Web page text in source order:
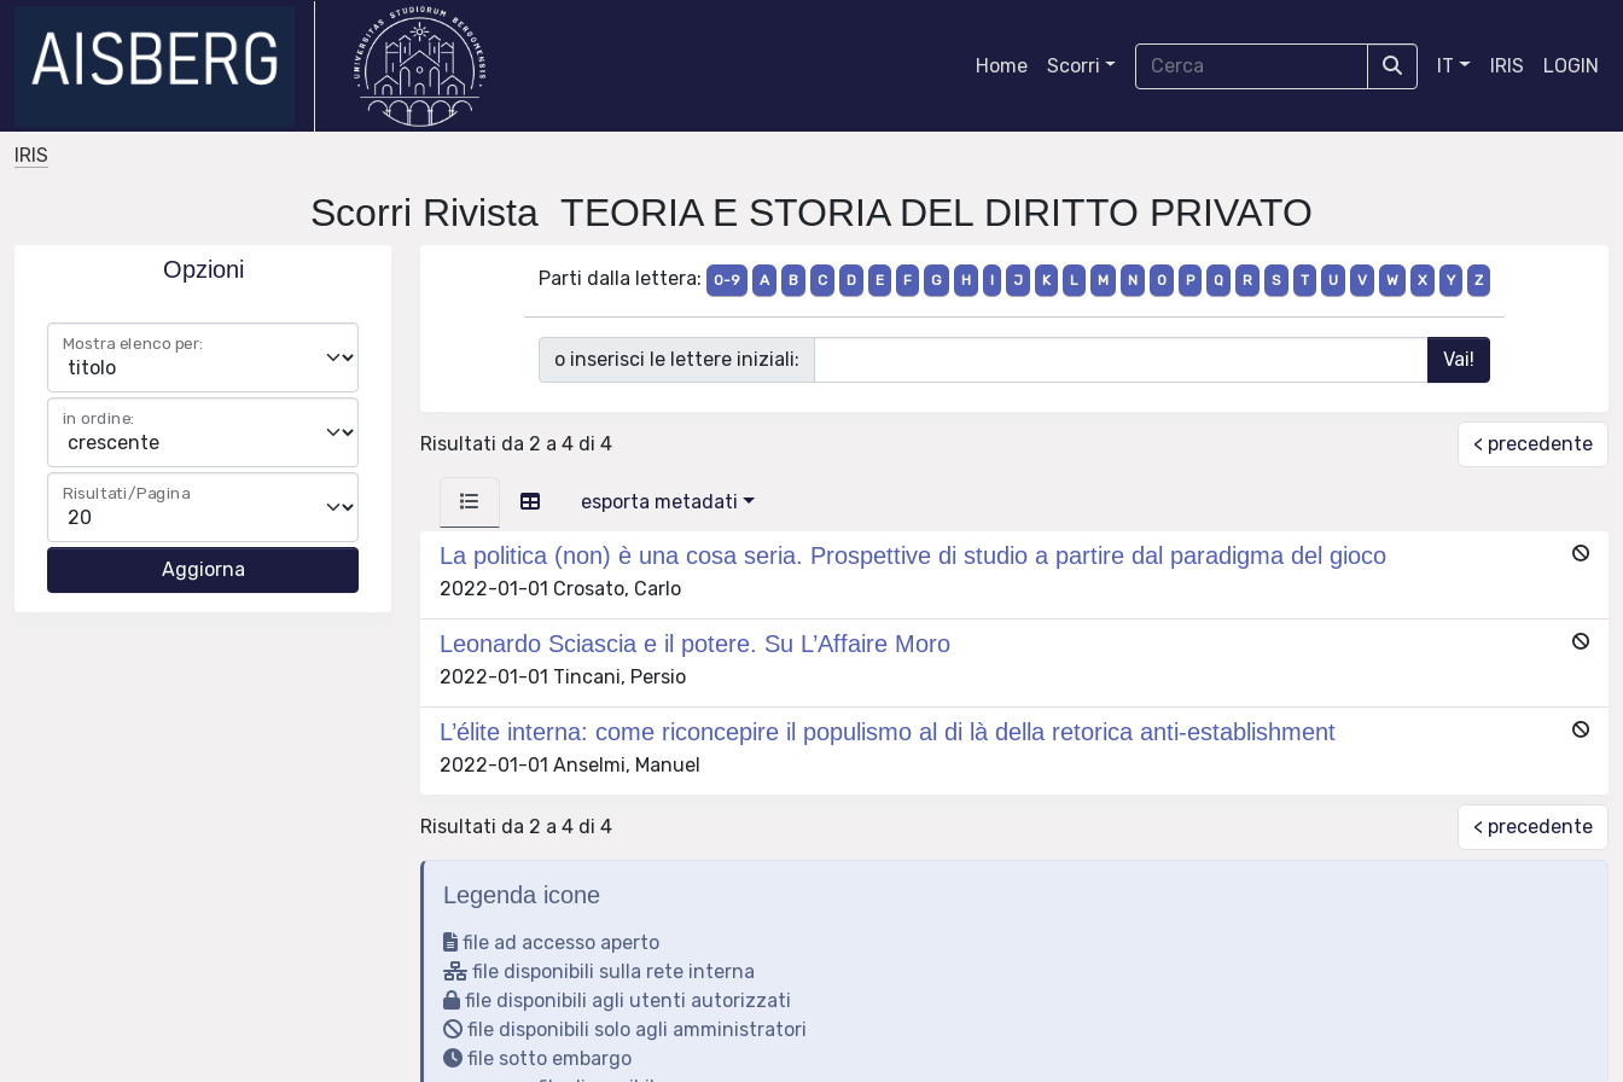
Home Scorri IT IRIS LOGIN
IRIS
Scorri Rivista TEORIA E STORIA DEL DIRITTO PRIVATO
Opzioni
Mostra elenco per:
in ordine:
Risultati/Pagina
Parti dalla lettera: 0-9 A B C D E F G H I J K L M N O P Q R S T U V W X Y Z
o inserisci le lettere iniziali:
Risultati da 2 a 4 di 4 < precedente
esporta metadati
La politica (non) è una cosa seria. Prospettive di studio a partire dal paradigma del gioco
2022-01-01 Crosato, Carlo
Leonardo Sciascia e il potere. Su L’Affaire Moro
2022-01-01 Tincani, Persio
L’élite interna: come riconcepire il populismo al di là della retorica anti-establishment
2022-01-01 Anselmi, Manuel
Risultati da 2 a 4 di 4 < precedente
Legenda icone
file ad accesso aperto
file disponibili sulla rete interna
file disponibili agli utenti autorizzati
file disponibili solo agli amministratori
file sotto embargo